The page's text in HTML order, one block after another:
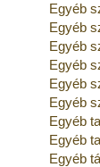
Egyéb
Egyéb
Egyéb
Egyéb
Egyéb
Egyéb
Egyéb
Egyéb
Egyéb